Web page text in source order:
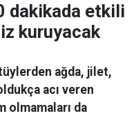
dakikada etkili
kuruyacak
ağda, jilet,
acı veren
olmamaları da